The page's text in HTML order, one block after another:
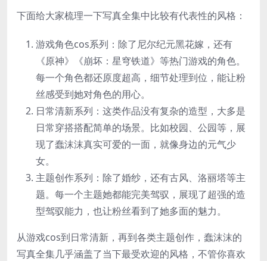
下面给大家梳理一下写真全集中比较有代表性的风格：
游戏角色cos系列：除了尼尔纪元黑花嫁，还有
《原神》《崩坏：星穹铁道》等热门游戏的角色。
每一个角色都还原度超高，细节处理到位，能让粉
丝感受到她对角色的用心。
日常清新系列：这类作品没有复杂的造型，大多是
日常穿搭搭配简单的场景。比如校园、公园等，展
现了蠢沫沫真实可爱的一面，就像身边的元气少
女。
主题创作系列：除了婚纱，还有古风、洛丽塔等主
题。每一个主题她都能完美驾驭，展现了超强的造
型驾驭能力，也让粉丝看到了她多面的魅力。
从游戏cos到日常清新，再到各类主题创作，蠢沫沫的
写真全集几乎涵盖了当下最受欢迎的风格，不管你喜欢